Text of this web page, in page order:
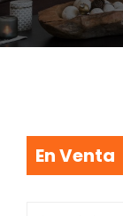
En Venta